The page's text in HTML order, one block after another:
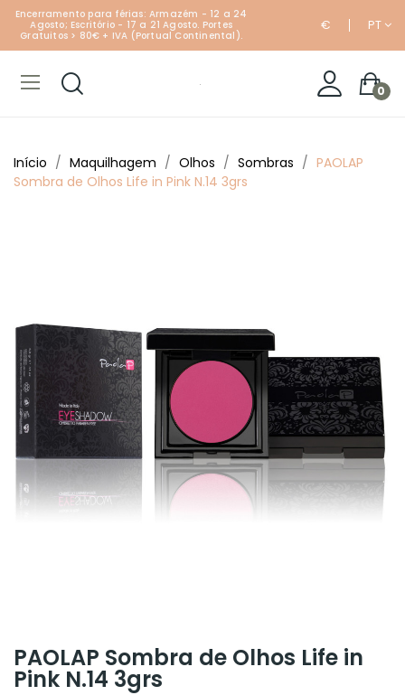
Encerramento para férias: Armazém - 12 a 24
Agosto; Escritório - 17 a 21 Agosto. Portes
Gratuitos > 80€ + IVA (Portual Continental).
€ PT
0
Início Maquilhagem Olhos Sombras
PAOLAP
Sombra de Olhos Life in Pink N.14 3grs
PAOLAP Sombra de Olhos Life in
Pink N.14 3grs